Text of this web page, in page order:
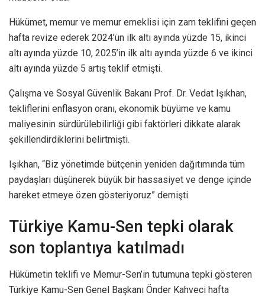
Hükümet, memur ve memur emeklisi için zam teklifini geçen
hafta revize ederek 2024’ün ilk altı ayında yüzde 15, ikinci
altı ayında yüzde 10, 2025’in ilk altı ayında yüzde 6 ve ikinci
altı ayında yüzde 5 artış teklif etmişti.
Çalışma ve Sosyal Güvenlik Bakanı Prof. Dr. Vedat Işıkhan,
tekliflerini enflasyon oranı, ekonomik büyüme ve kamu
maliyesinin sürdürülebilirliği gibi faktörleri dikkate alarak
şekillendirdiklerini belirtmişti.
Işıkhan, “Biz yönetimde bütçenin yeniden dağıtımında tüm
paydaşları düşünerek büyük bir hassasiyet ve denge içinde
hareket etmeye özen gösteriyoruz” demişti.
Türkiye Kamu-Sen tepki olarak
son toplantıya katılmadı
Hükümetin teklifi ve Memur-Sen’in tutumuna tepki gösteren
Türkiye Kamu-Sen Genel Başkanı Önder Kahveci hafta